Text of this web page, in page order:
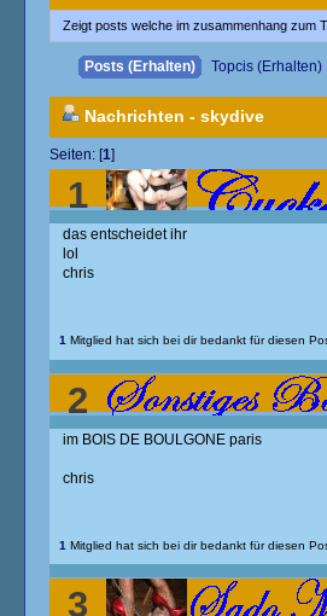
Zeigt posts welche im zusammenhang zum
Posts (Erhalten) Topcis (Erhalten)
Nachrichten - skydive
Seiten: [1]
1
das entscheidet ihr
lol
chris
1 Mitglied hat sich bei dir bedankt für diesen
2
im BOIS DE BOULGONE paris
chris
1 Mitglied hat sich bei dir bedankt für diesen
3